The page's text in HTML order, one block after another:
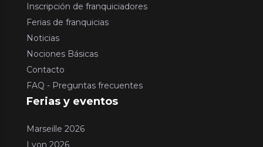
Inscripción de franquiciadores
Ferias de franquicias
Noticias
Nociones Básicas
Contacto
FAQ - Preguntas frecuentes
Ferias y eventos
Marseille 2026
Lyon 2026